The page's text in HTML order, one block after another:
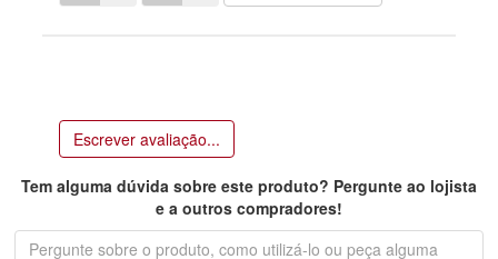
Escrever avaliação...
Tem alguma dúvida sobre este produto? Pergunte ao lojista
e a outros compradores!